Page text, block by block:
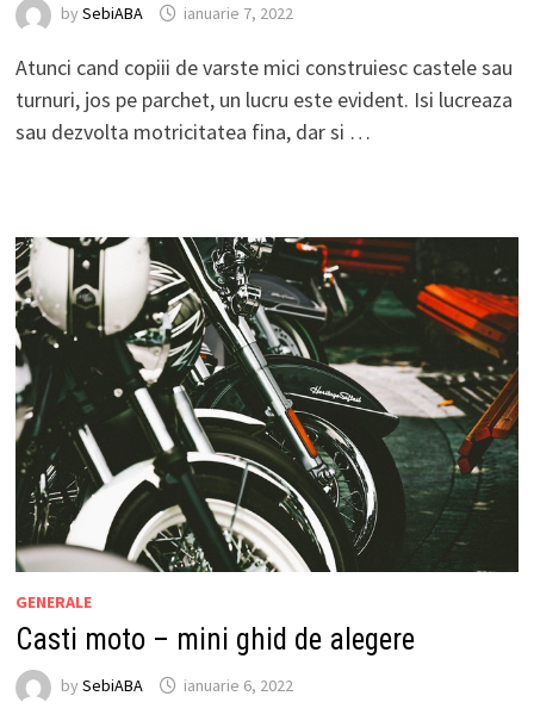
by SebiABA ianuarie 7, 2022
Atunci cand copiii de varste mici construiesc castele sau
turnuri, jos pe parchet, un lucru este evident. Isi lucreaza
sau dezvolta motricitatea fina, dar si …
GENERALE
Casti moto – mini ghid de alegere
by SebiABA ianuarie 6, 2022